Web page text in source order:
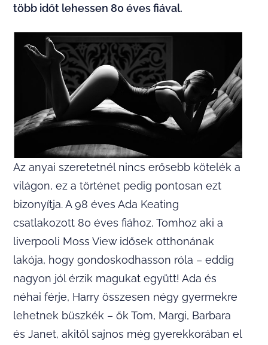
több időt lehessen 80 éves fiával.
Az anyai szeretetnél nincs erősebb kötelék a
világon, ez a történet pedig pontosan ezt
bizonyítja. A 98 éves Ada Keating
csatlakozott 80 éves fiához, Tomhoz aki a
liverpooli Moss View idősek otthonának
lakója, hogy gondoskodhasson róla – eddig
nagyon jól érzik magukat együtt! Ada és
néhai férje, Harry összesen négy gyermekre
lehetnek büszkék – ők Tom, Margi, Barbara
és Janet, akitől sajnos még gyerekkorában el